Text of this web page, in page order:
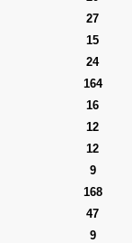
27
15
24
164
16
12
12
9
168
47
9